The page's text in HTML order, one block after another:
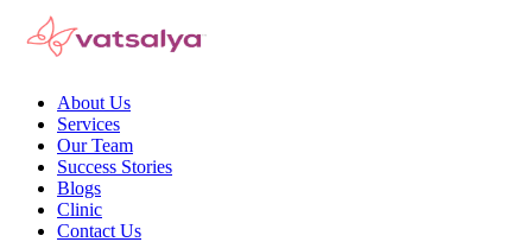
About Us
Services
Our Team
Success Stories
Blogs
Clinic
Contact Us